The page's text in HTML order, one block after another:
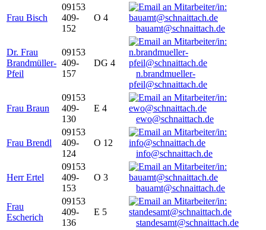
Frau Bisch
09153
409-
152
O 4
bauamt@schnaittach.de
Dr. Frau
Brandmüller-
Pfeil
09153
409-
157
DG 4
n.brandmueller-
pfeil@schnaittach.de
Frau Braun
09153
409-
130
E 4
ewo@schnaittach.de
Frau Brendl
09153
409-
124
O 12
info@schnaittach.de
Herr Ertel
09153
409-
153
O 3
bauamt@schnaittach.de
Frau
Escherich
09153
409-
136
E 5
standesamt@schnaittach.de